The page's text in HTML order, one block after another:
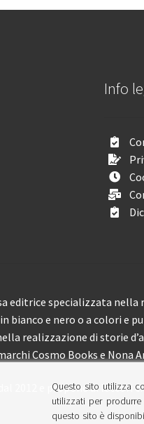
Info
editrice specializzata
bianco e nero o a colori e
realizzazione di storie
Cosmo Books e
2012 e propone ai lettori
Questo sito utilizza
utilizzati per
questo sito è